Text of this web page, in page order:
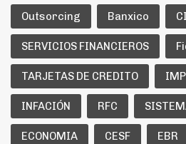
Outsorcing Banxico
SERVICIOS FINANCIEROS
TARJETAS DE CREDITO
INFACIÓN RFC
ECONOMIA CESF EBR